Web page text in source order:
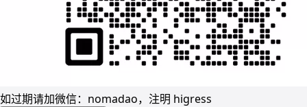
如过期请加微信：nomadao，注明 higress